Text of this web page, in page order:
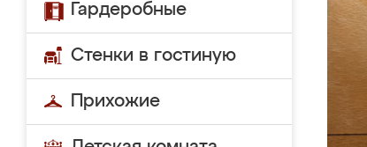
Гардеробные
Стенки в гостиную
Прихожие